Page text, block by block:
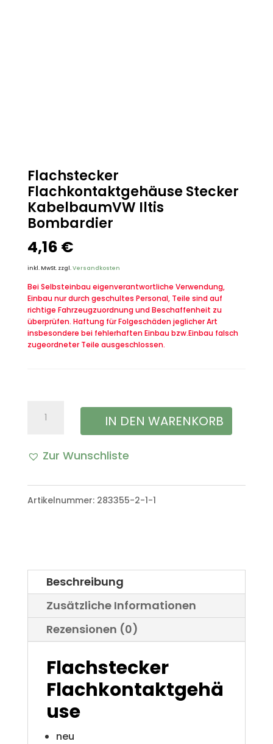
Flachstecker
Flachkontaktgehäuse Stecker
KabelbaumVW Iltis
Bombardier
4,16 €
inkl. MwSt. zzgl.Versandkosten
Bei Selbsteinbau eigenverantwortliche Verwendung,
Einbau nur durch geschultes Personal, Teile sind auf
richtige Fahrzeugzuordnung und Beschaffenheit zu
überprüfen. Haftung für Folgeschäden jeglicher Art
insbesondere bei fehlerhaften Einbau bzw.Einbau falsch
zugeordneter Teile ausgeschlossen.
Flachstecker
Flachkontaktgehäuse
Stecker
Iltis
IN DEN WARENKORB
Zur Wunschliste
Artikelnummer: 283355-2-1-1
Beschreibung
Zusätzliche Informationen
Rezensionen (0)
Flachstecker
Flachkontaktgehä
use
neu